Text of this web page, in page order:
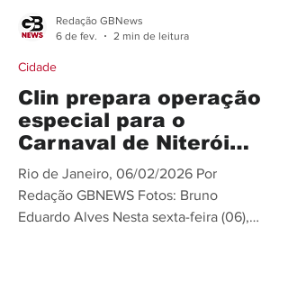
Clin prepara operação
especial para o
Carnaval de Niterói
que começa hoje (06)
Rio de Janeiro, 06/02/2026 Por
Redação GBNEWS Fotos: Bruno
Eduardo Alves Nesta sexta-feira (06),
Cidade
Redação GBNews
6 de fev.
2 min de leitura